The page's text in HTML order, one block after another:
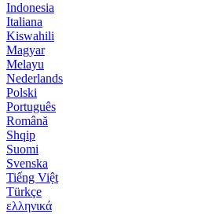
Indonesia
Italiana
Kiswahili
Magyar
Melayu
Nederlands
Polski
Português
Română
Shqip
Suomi
Svenska
Tiếng Việt
Türkçe
ελληνικά